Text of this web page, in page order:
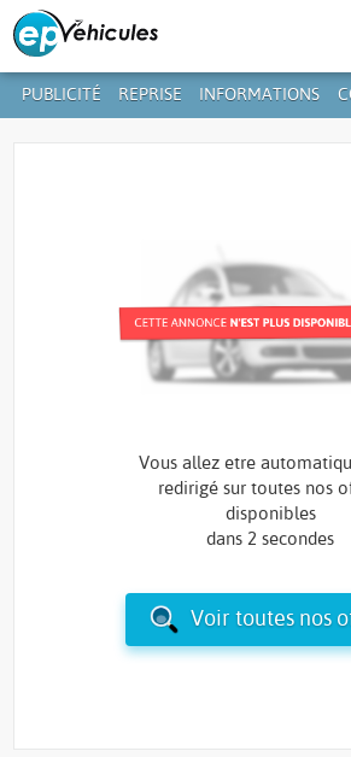
Contactez-nous au
PUBLICITÉ REPRISE INFORMATIONS
Vous allez etre
redirigé sur toutes nos
disponibles
dans1 seconde
Voir toutes nos